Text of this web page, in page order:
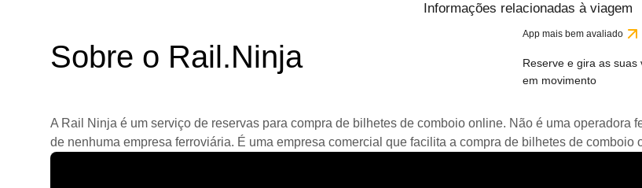
Informações relacionadas à viagem
Sobre o Rail.Ninja
App mais bem avaliado
Reserve e gira as suas
em movimento
A Rail Ninja é um serviço de reservas para compra de bilhetes de comboio online. Não é uma operadora
de nenhuma empresa ferroviária. É uma empresa comercial que facilita a compra de bilhetes de comboio